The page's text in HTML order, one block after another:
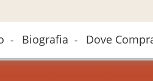
- Biografia - Dove